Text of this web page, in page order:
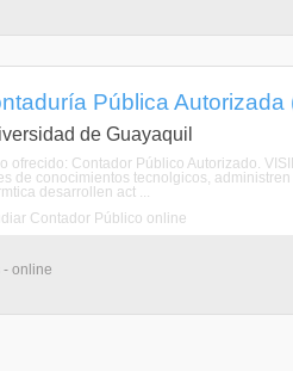
Pública Autorizada
de Guayaquil
ofrecido: Contador Público Autorizado.
de conocimientos tecnolgicos,
desarrollen act ...
Contador Público online
- online